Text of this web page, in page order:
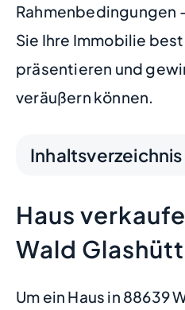
Rahmenbedingungen
Sie Ihre Immobilie
präsentieren und
veräußern können.
Inhaltsverzeichnis
Haus
Wald
Um ein Haus in 88639